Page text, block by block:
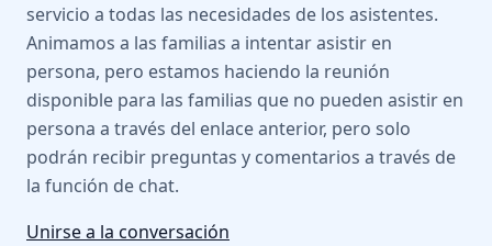
servicio a todas las necesidades de los asistentes.
Animamos a las familias a intentar asistir en
persona, pero estamos haciendo la reunión
disponible para las familias que no pueden asistir en
persona a través del enlace anterior, pero solo
podrán recibir preguntas y comentarios a través de
la función de chat.
Unirse a la conversación